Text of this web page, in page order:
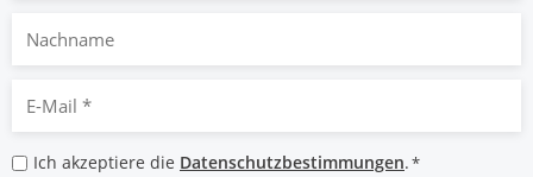
Nachname
Mail
*
Datenschutzbestimmungen
Ich akzeptiere die Datenschutzbestimmungen.*